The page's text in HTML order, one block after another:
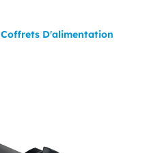
Coffrets D'alimentation